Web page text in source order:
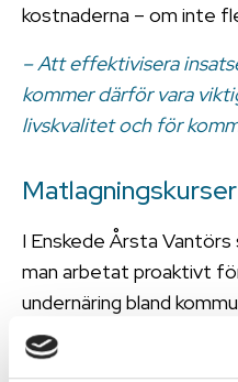
kostnaderna – om inte
– Att effektivisera
kommer därför vara
livskvalitet och för
I Enskede Årsta
man arbetat proaktivt
undernäring bland
många år. Det gäller
förebyggande insatser.